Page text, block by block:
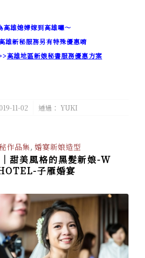
雄媳婦嫁到高雄囉～
雄新秘服務另有特殊優惠唷
高雄地區新娘秘書服務優惠方案
11-02
/ 通過： YUKI
作品集,婚宴新娘造型
甜美風格的黑髮新娘-W
子雁婚宴